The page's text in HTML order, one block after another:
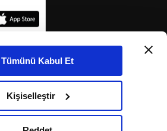
Tümünü Kabul Et
Kişiselleştir